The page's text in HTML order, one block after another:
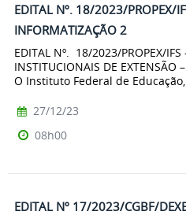
EDITAL Nº. 18/2023/PROPEX/
INFORMATIZAÇÃO 2
EDITAL Nº. 18/2023/PROPEX/IFS
INSTITUCIONAIS DE
O Instituto Federal de Educação,
27/12/23
08h00
EDITAL Nº 17/2023/CGBF/